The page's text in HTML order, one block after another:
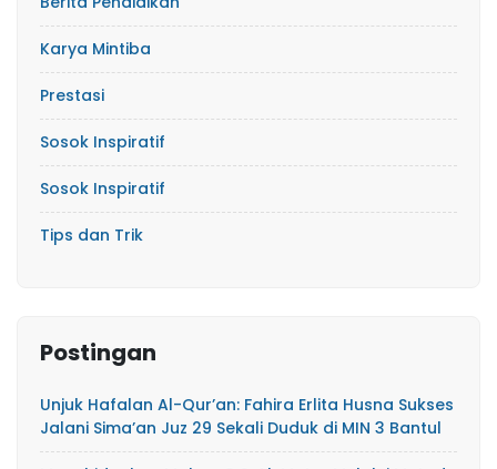
Karya Mintiba
Prestasi
Sosok Inspiratif
Sosok Inspiratif
Tips dan Trik
Postingan
Unjuk Hafalan Al-Qur’an: Fahira Erlita Husna Sukses
Jalani Sima’an Juz 29 Sekali Duduk di MIN 3 Bantul